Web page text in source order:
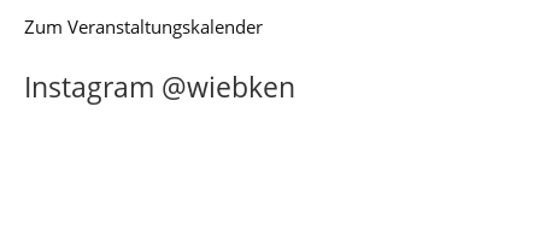
Zum Veranstaltungskalender
Instagram @wiebken